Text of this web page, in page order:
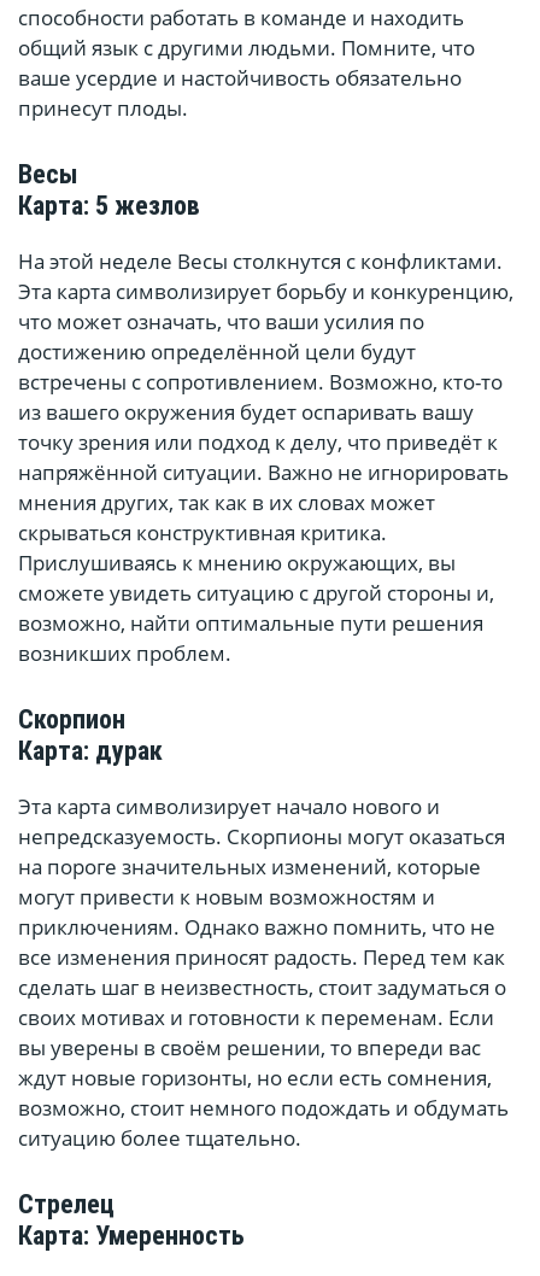
способности работать в команде и находить
общий язык с другими людьми. Помните, что
ваше усердие и настойчивость обязательно
принесут плоды.
Весы
Карта: 5 жезлов
На этой неделе Весы столкнутся с конфликтами.
Эта карта символизирует борьбу и конкуренцию,
что может означать, что ваши усилия по
достижению определённой цели будут
встречены с сопротивлением. Возможно, кто-то
из вашего окружения будет оспаривать вашу
точку зрения или подход к делу, что приведёт к
напряжённой ситуации. Важно не игнорировать
мнения других, так как в их словах может
скрываться конструктивная критика.
Прислушиваясь к мнению окружающих, вы
сможете увидеть ситуацию с другой стороны и,
возможно, найти оптимальные пути решения
возникших проблем.
Скорпион
Карта: дурак
Эта карта символизирует начало нового и
непредсказуемость. Скорпионы могут оказаться
на пороге значительных изменений, которые
могут привести к новым возможностям и
приключениям. Однако важно помнить, что не
все изменения приносят радость. Перед тем как
сделать шаг в неизвестность, стоит задуматься о
своих мотивах и готовности к переменам. Если
вы уверены в своём решении, то впереди вас
ждут новые горизонты, но если есть сомнения,
возможно, стоит немного подождать и обдумать
ситуацию более тщательно.
Стрелец
Карта: Умеренность